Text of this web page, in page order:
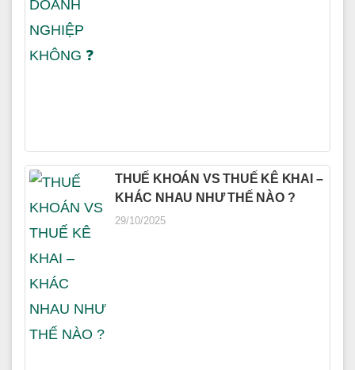
THUẾ KHOÁN VS THUẾ KÊ KHAI –
KHÁC NHAU NHƯ THẾ NÀO ?
29/10/2025